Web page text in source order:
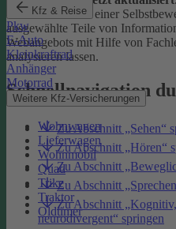
Kfz & Reise
Pkw
E-Auto
Kleinkraftrad
Anhänger
Motorrad
Weitere Kfz-Versicherungen
Wohnwagen
Lieferwagen
Wohnmobil
Quad
Trike
Traktor
Oldtimer
Wesentlichen auf einer
ausgewählte Teile von
Webangebots mit Hilfe von
analysieren lassen.
Schnellnavigation
Zu Abschnitt „Sehen“
Zu Abschnitt „Hören“
Zu Abschnitt
Zu Abschnitt
Zu Abschnitt
neurodivergent“ springen